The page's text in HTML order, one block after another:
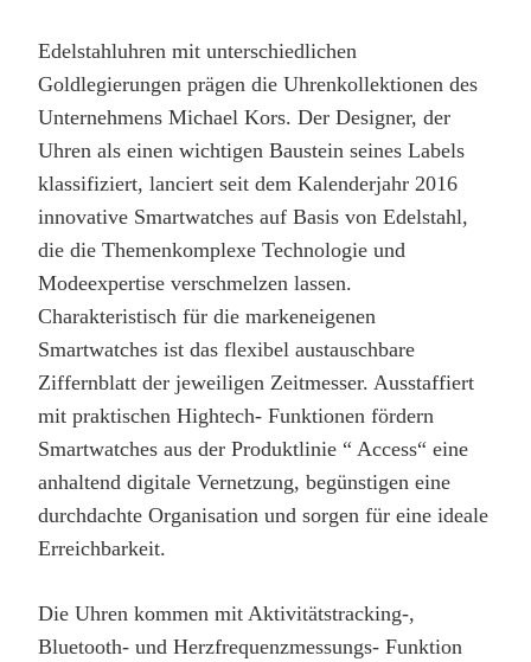
Edelstahluhren mit unterschiedlichen
Goldlegierungen prägen die Uhrenkollektionen des
Unternehmens Michael Kors. Der Designer, der
Uhren als einen wichtigen Baustein seines Labels
klassifiziert, lanciert seit dem Kalenderjahr 2016
innovative Smartwatches auf Basis von Edelstahl,
die die Themenkomplexe Technologie und
Modeexpertise verschmelzen lassen.
Charakteristisch für die markeneigenen
Smartwatches ist das flexibel austauschbare
Ziffernblatt der jeweiligen Zeitmesser. Ausstaffiert
mit praktischen Hightech- Funktionen fördern
Smartwatches aus der Produktlinie “ Access“ eine
anhaltend digitale Vernetzung, begünstigen eine
durchdachte Organisation und sorgen für eine ideale
Erreichbarkeit.
Die Uhren kommen mit Aktivitätstracking-,
Bluetooth- und Herzfrequenzmessungs- Funktion